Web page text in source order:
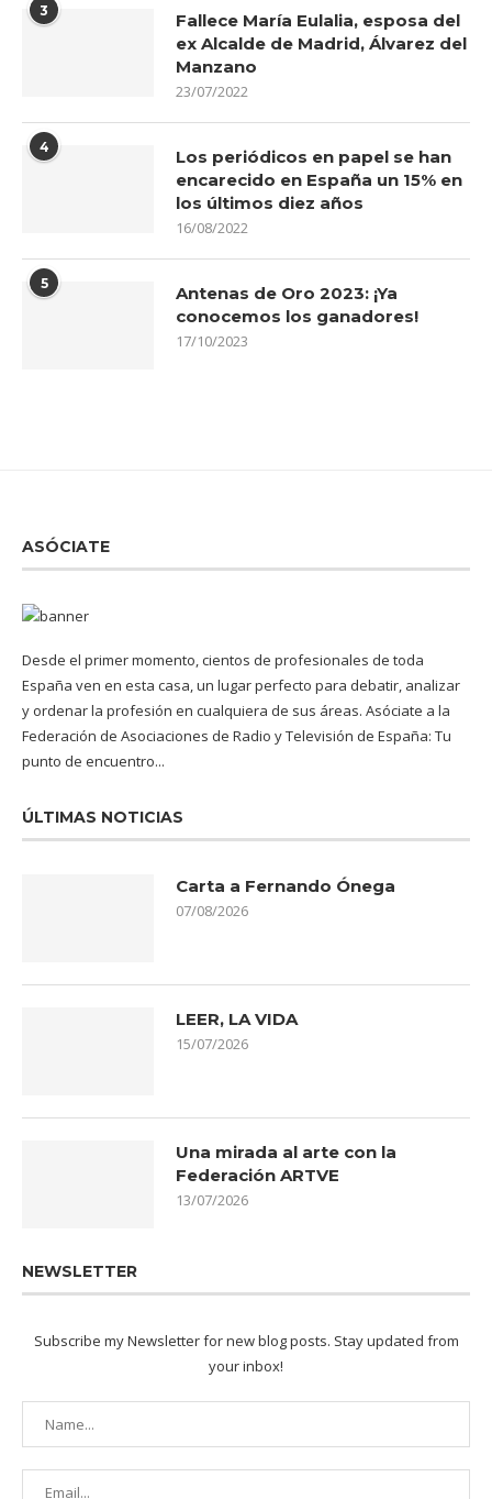
3
Fallece María Eulalia, esposa del
ex Alcalde de Madrid, Álvarez del
Manzano
23/07/2022
4
Los periódicos en papel se han
encarecido en España un 15% en
los últimos diez años
16/08/2022
5
Antenas de Oro 2023: ¡Ya
conocemos los ganadores!
17/10/2023
ASÓCIATE
Desde el primer momento, cientos de profesionales de toda
España ven en esta casa, un lugar perfecto para debatir, analizar
y ordenar la profesión en cualquiera de sus áreas. Asóciate a la
Federación de Asociaciones de Radio y Televisión de España: Tu
punto de encuentro...
ÚLTIMAS NOTICIAS
Carta a Fernando Ónega
07/08/2026
LEER, LA VIDA
15/07/2026
Una mirada al arte con la
Federación ARTVE
13/07/2026
NEWSLETTER
Subscribe my Newsletter for new blog posts. Stay updated from
your inbox!